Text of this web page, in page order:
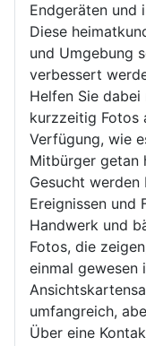
Endgeräten und
Diese
und Umgebung
verbessert
Helfen Sie
kurzzeitig Fotos
Verfügung, wie
Mitbürger getan
Gesucht werden
Ereignissen und
Handwerk und
Fotos, die
einmal gewesen
umfangreich,
Über eine